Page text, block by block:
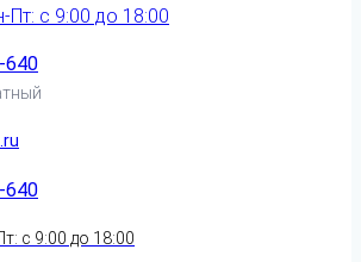
Пт: с 9:00 до 18:00
640
640
с 9:00 до 18:00